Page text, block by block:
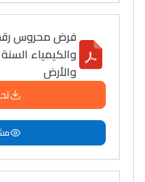
التعليم الثانوي
au Maroc
التعليم الثانوي
Sujets
والكيمياء السنة
والأرض